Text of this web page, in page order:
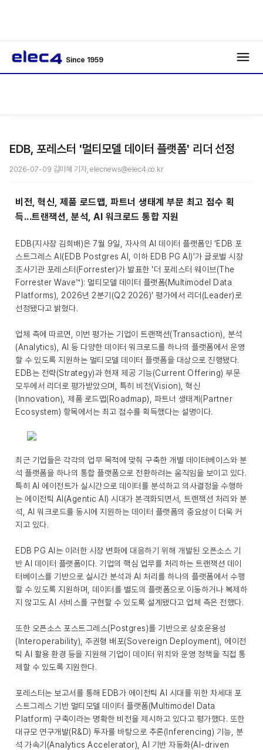
Since 1959
EDB, 포레스터 '멀티모델 데이터 플랫폼' 리더 선정
2026-07-09 김미혜 기자, elecnews@elec4.co.kr
비전, 혁신, 제품 로드맵, 파트너 생태계 부문 최고 점수 획
득...트랜잭션, 분석, AI 워크로드 통합 지원
EDB(지사장 김희배)은 7월 9일, 자사의 AI 데이터 플랫폼인 ‘EDB 포
스트그레스 AI(EDB Postgres AI, 이하 EDB PG AI)’가 글로벌 시장
조사기관 포레스터(Forrester)가 발표한 '더 포레스터 웨이브(The
Forrester Wave™): 멀티모델 데이터 플랫폼(Multimodel Data
Platforms), 2026년 2분기(Q2 2026)' 평가에서 리더(Leader)로
선정됐다고 밝혔다.
업체 측에 따르면, 이번 평가는 기업이 트랜잭션(Transaction), 분석
(Analytics), AI 등 다양한 데이터 워크로드를 하나의 플랫폼에서 운영
할 수 있도록 지원하는 멀티모델 데이터 플랫폼을 대상으로 진행됐다.
EDB는 전략(Strategy)과 현재 제공 기능(Current Offering) 부문
모두에서 리더로 평가받았으며, 특히 비전(Vision), 혁신
(Innovation), 제품 로드맵(Roadmap), 파트너 생태계(Partner
Ecosystem) 항목에서는 최고 점수를 획득했다는 설명이다.
최근 기업들은 각각의 업무 목적에 맞춰 구축한 개별 데이터베이스와 분
석 플랫폼을 하나의 통합 플랫폼으로 전환하려는 움직임을 보이고 있다.
특히 AI 에이전트가 실시간으로 데이터를 분석하고 의사결정을 수행하
는 에이전틱 AI(Agentic AI) 시대가 본격화되면서, 트랜잭션 처리와 분
석, AI 워크로드를 동시에 지원하는 데이터 플랫폼의 중요성이 더욱 커
지고 있다.
EDB PG AI는 이러한 시장 변화에 대응하기 위해 개발된 오픈소스 기
반 AI 데이터 플랫폼이다. 기업의 핵심 업무를 처리하는 트랜잭션 데이
터베이스를 기반으로 실시간 분석과 AI 처리를 하나의 플랫폼에서 수행
할 수 있도록 지원하며, 데이터를 별도의 플랫폼으로 이동하거나 복제하
지 않고도 AI 서비스를 구현할 수 있도록 설계됐다고 업체 측은 전했다.
또한 오픈소스 포스트그레스(Postgres)를 기반으로 상호운용성
(Interoperability), 주권형 배포(Sovereign Deployment), 에이전
틱 AI 활용 환경 등을 지원해 기업이 데이터 위치와 운영 정책을 직접 통
제할 수 있도록 지원한다.
포레스터는 보고서를 통해 EDB가 에이전틱 AI 시대를 위한 차세대 포
스트그레스 기반 멀티모델 데이터 플랫폼(Multimodel Data
Platform) 구축이라는 명확한 비전을 제시하고 있다고 평가했다. 또한
대규모 연구개발(R&D) 투자를 바탕으로 추론(Inferencing) 기능, 분
석 가속기(Analytics Accelerator), AI 기반 자동화(AI-driven